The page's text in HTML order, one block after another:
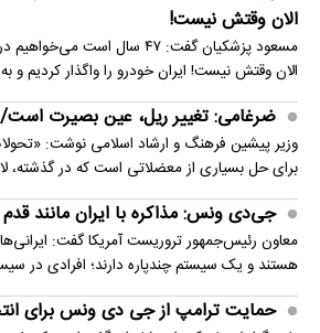
الان وقتش نیست!
مسعود پزشکیان گفت: ۴۷ سال است
الان وقتش نیست! ایران خودرو را واگذار کردیم و
ضرغامی: تغییر ریل، عین بصیرت
وزیر پیشین فرهنگ و ارشاد اسلامی نوشت:
برای حل بسیاری از معضلاتی‌ است که در گذشته،
جی‌دی ونس: مذاکره با ایران مانند
معاون رئیس‌جمهور تروریست آمریکا گفت: ایرانی‌ها
هستند و یک سیستم چندپاره دارند؛ افرادی در
حمایت ترامپ از جی دی ونس برای